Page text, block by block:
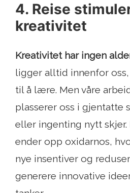
4. Reise
kreativitet
Kreativitet har ingen
ligger alltid innenfor
til å lære. Men våre
plasserer oss i gjentatte
eller ingenting nytt skjer.
ender opp oxidarnos,
nye insentiver og
generere innovative